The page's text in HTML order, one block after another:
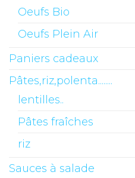
Oeufs Bio
Oeufs Plein Air
Paniers cadeaux
Pâtes,riz,polenta........
lentilles..
Pâtes fraîches
riz
Sauces à salade